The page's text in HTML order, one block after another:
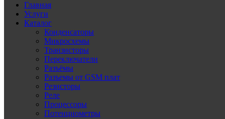
Главная
Услуги
Каталог
Конденсаторы
Микросхемы
Транзисторы
Переключатели
Разъёмы
Разъемы от GSM плат
Резисторы
Реле
Процессоры
Потенциометры